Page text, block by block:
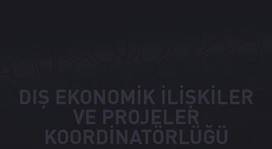
DIŞ EKONOMİK İLİŞKİLER
VE PROJELER
KOORDİNATÖRLÜĞÜ